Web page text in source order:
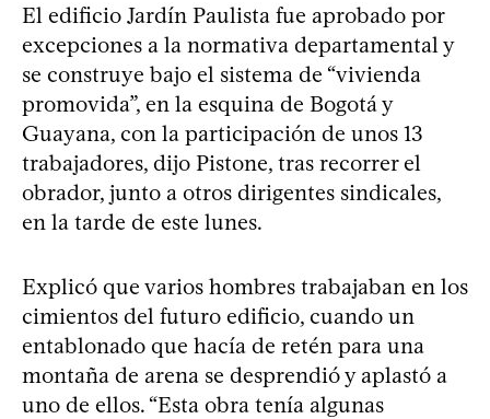
El edificio Jardín Paulista fue aprobado por
excepciones a la normativa departamental y
se construye bajo el sistema de “vivienda
promovida”, en la esquina de Bogotá y
Guayana, con la participación de unos 13
trabajadores, dijo Pistone, tras recorrer el
obrador, junto a otros dirigentes sindicales,
en la tarde de este lunes.
Explicó que varios hombres trabajaban en los
cimientos del futuro edificio, cuando un
entablonado que hacía de retén para una
montaña de arena se desprendió y aplastó a
uno de ellos. “Esta obra tenía algunas